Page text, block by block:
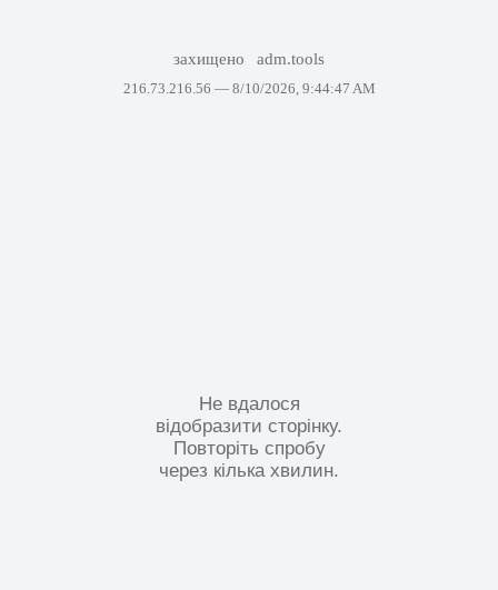
захищено adm.tools
216.73.216.56 — 8/10/2026, 9:44:47 AM
Не вдалося
відобразити сторінку.
Повторіть спробу
через кілька хвилин.